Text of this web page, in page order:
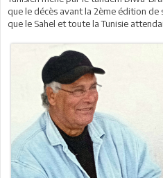
que le décès avant la 2ème édition
que le Sahel et toute la Tunisie